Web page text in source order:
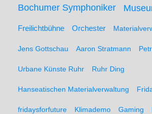
Bochumer Symphoniker
Freilichtbühne Orchester
Jens Gottschau Aaron Stratmann
Urbane Künste Ruhr Ruhr Ding
Hanseatischen Materialverwaltung
fridaysforfuture Klimademo Gaming